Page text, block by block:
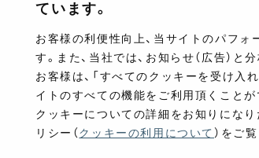
ています。
お客様の利便性向上、当サイトのパフォ
す。また、当社では、お知らせ（広告）
お客様は、「すべてのクッキーを受け入
イトのすべての機能をご利用頂くことが
クッキーについての詳細をお知りにな
リシー（クッキーの利用について ）をご